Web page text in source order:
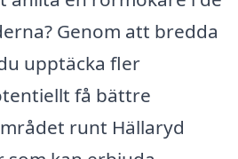
Genom att bredda
upptäcka fler
få bättre
runt Hällaryd